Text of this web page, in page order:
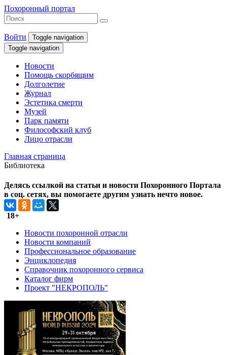
Похоронный портал
Войти
Toggle navigation
Toggle navigation
Новости
Помощь скорбящим
Долголетие
Журнал
Эстетика смерти
Музей
Парк памяти
Философский клуб
Лицо отрасли
Главная страница
Библиотека
Делясь ссылкой на статьи и новости Похоронного Портала
в соц. сетях, вы помогаете другим узнать нечто новое.
18+
Новости похоронной отрасли
Новости компаний
Профессиональное образование
Энциклопедия
Справочник похоронного сервиса
Каталог фирм
Проект "НЕКРОПОЛЬ"